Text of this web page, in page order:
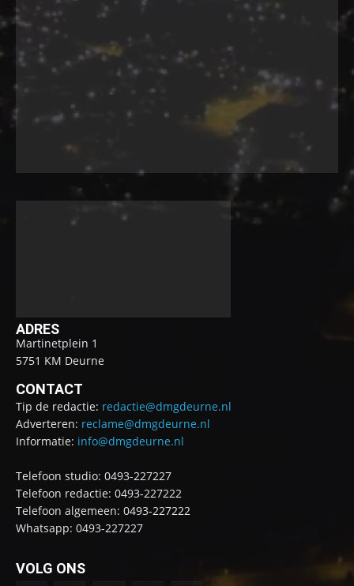
ADRES
Martinetplein 1
5751 KM Deurne
CONTACT
Tip de redactie: redactie@dmgdeurne.nl
Adverteren: reclame@dmgdeurne.nl
Informatie: info@dmgdeurne.nl
Telefoon studio: 0493-227227
Telefoon redactie: 0493-227222
Telefoon algemeen: 0493-227222
Whatsapp: 0493-227227
VOLG ONS